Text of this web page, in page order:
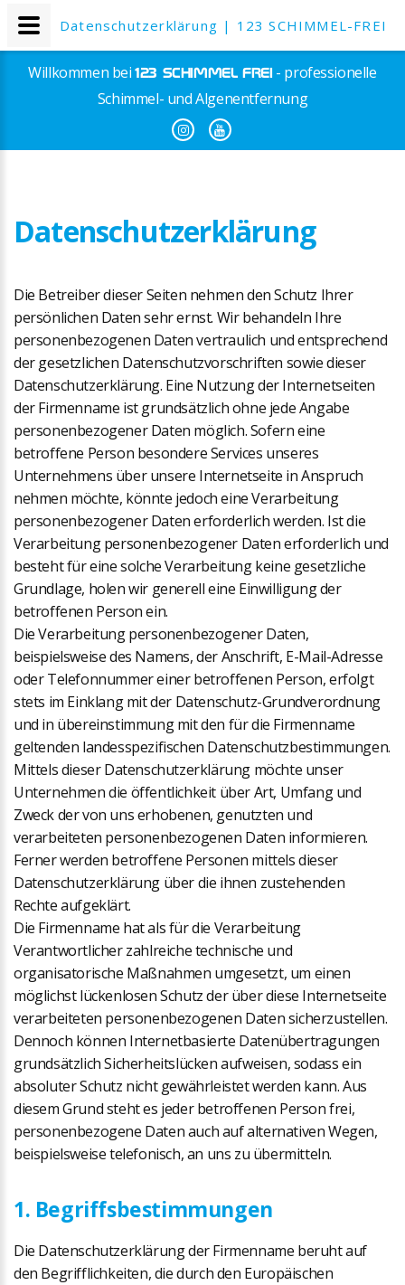
Willkommen bei123 SCHIMMEL FREI - professionelle
Schimmel- und Algenentfernung
Datenschutzerklärung
Die Betreiber dieser Seiten nehmen den Schutz Ihrer
persönlichen Daten sehr ernst. Wir behandeln Ihre
personenbezogenen Daten vertraulich und entsprechend
der gesetzlichen Datenschutzvorschriften sowie dieser
Datenschutzerklärung. Eine Nutzung der Internetseiten
der Firmenname ist grundsätzlich ohne jede Angabe
personenbezogener Daten möglich. Sofern eine
betroffene Person besondere Services unseres
Unternehmens über unsere Internetseite in Anspruch
nehmen möchte, könnte jedoch eine Verarbeitung
personenbezogener Daten erforderlich werden. Ist die
Verarbeitung personenbezogener Daten erforderlich und
besteht für eine solche Verarbeitung keine gesetzliche
Grundlage, holen wir generell eine Einwilligung der
betroffenen Person ein.
Die Verarbeitung personenbezogener Daten,
beispielsweise des Namens, der Anschrift, E-Mail-Adresse
oder Telefonnummer einer betroffenen Person, erfolgt
stets im Einklang mit der Datenschutz-Grundverordnung
und in übereinstimmung mit den für die Firmenname
geltenden landesspezifischen Datenschutzbestimmungen.
Mittels dieser Datenschutzerklärung möchte unser
Unternehmen die öffentlichkeit über Art, Umfang und
Zweck der von uns erhobenen, genutzten und
verarbeiteten personenbezogenen Daten informieren.
Ferner werden betroffene Personen mittels dieser
Datenschutzerklärung über die ihnen zustehenden
Rechte aufgeklärt.
Die Firmenname hat als für die Verarbeitung
Verantwortlicher zahlreiche technische und
organisatorische Maßnahmen umgesetzt, um einen
möglichst lückenlosen Schutz der über diese Internetseite
verarbeiteten personenbezogenen Daten sicherzustellen.
Dennoch können Internetbasierte Datenübertragungen
grundsätzlich Sicherheitslücken aufweisen, sodass ein
absoluter Schutz nicht gewährleistet werden kann. Aus
diesem Grund steht es jeder betroffenen Person frei,
personenbezogene Daten auch auf alternativen Wegen,
beispielsweise telefonisch, an uns zu übermitteln.
1. Begriffsbestimmungen
Die Datenschutzerklärung der Firmenname beruht auf
den Begrifflichkeiten, die durch den Europäischen
Datenschutzerklärung | 123 SCHIMMEL-FREI